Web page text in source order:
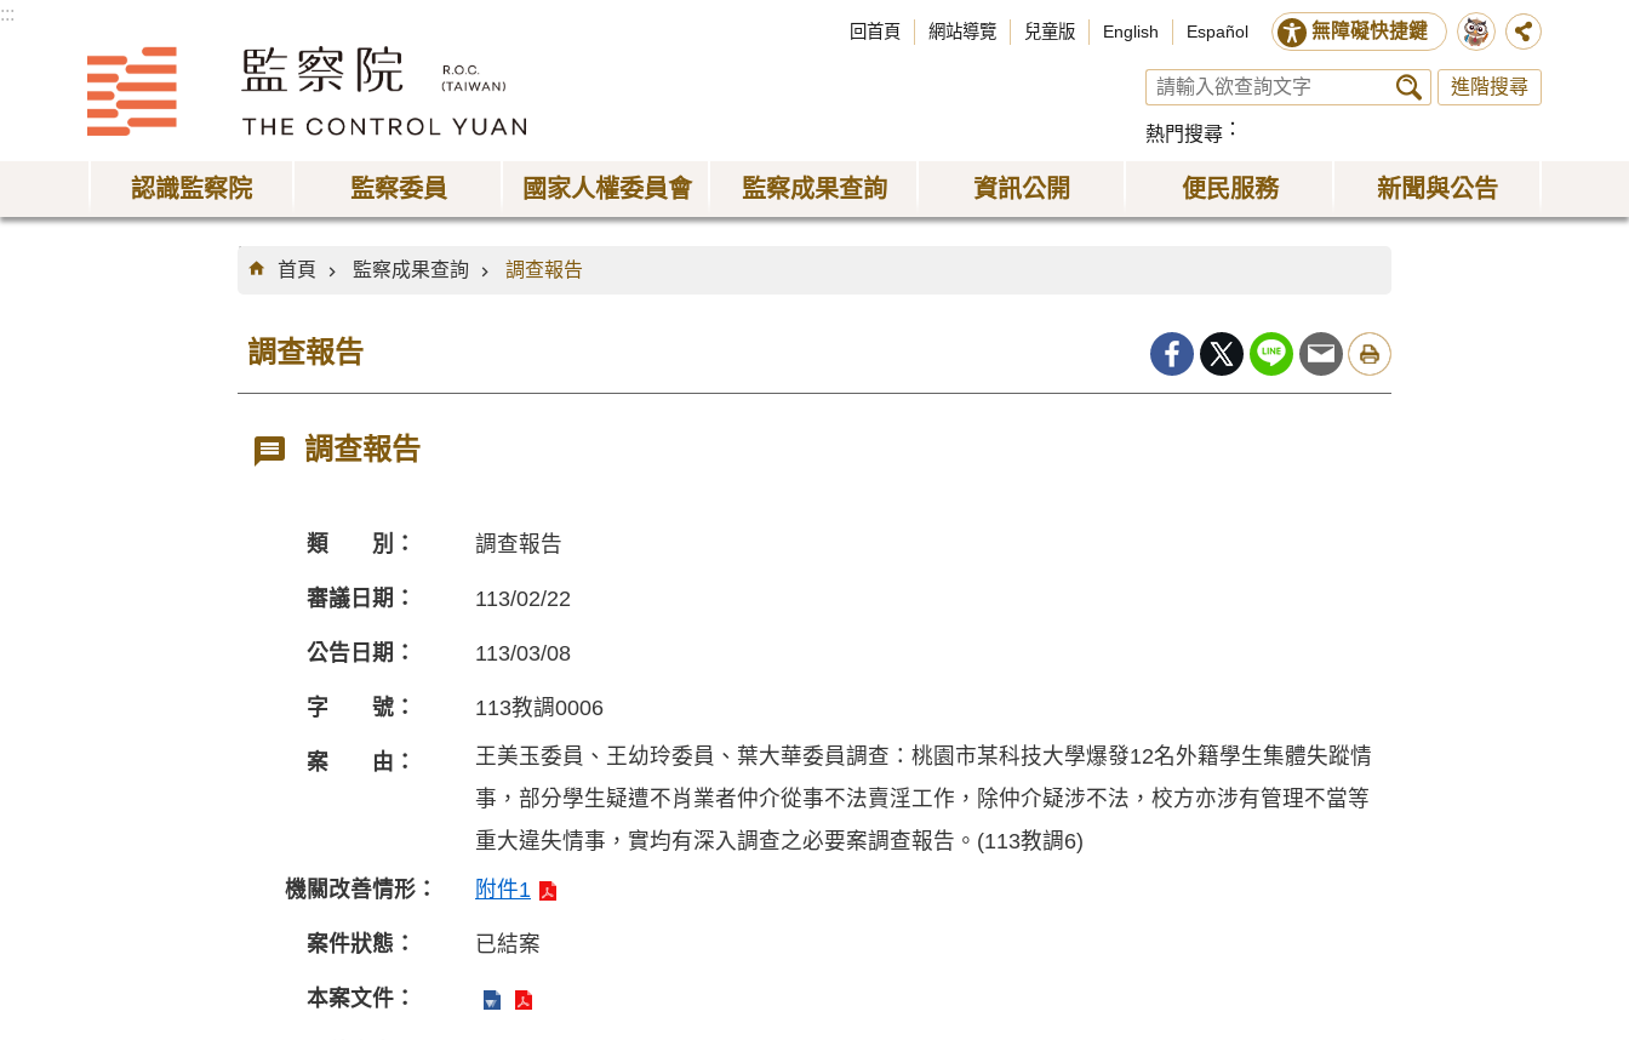
:::
回首頁 網站導覽 兒童版 English Español 無障礙快捷鍵
進階搜尋
熱門搜尋
認識監察院 監察委員 國家人權委員會 監察成果查詢 資訊公開 便民服務 新聞與公告
:::
首頁
監察成果查詢 調查報告
調查報告
調查報告
類 別： 調查報告
審議日期： 113/02/22
公告日期： 113/03/08
字 號： 113教調0006
案 由：
王美玉委員、王幼玲委員、葉大華委員調查：桃園市某科技大學爆發12名外籍學生集體失蹤情
事，部分學生疑遭不肖業者仲介從事不法賣淫工作，除仲介疑涉不法，校方亦涉有管理不當等
重大違失情事，實均有深入調查之必要案調查報告。(113教調6)
機關改善情形：
附件1
案件狀態： 已結案
本案文件：